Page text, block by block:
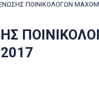
ΠΟΙΝΙΚΟΛΟΓΩΝ